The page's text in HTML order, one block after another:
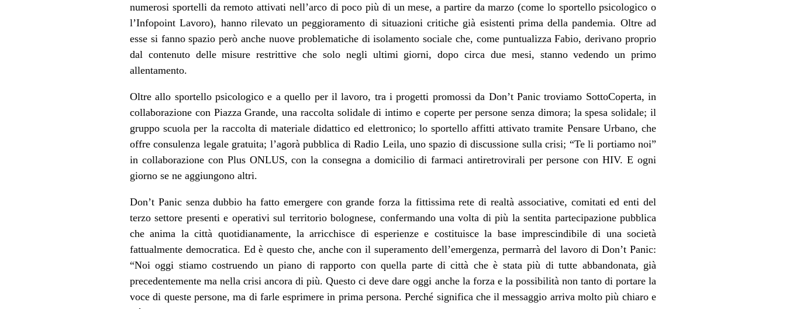
numerosi sportelli da remoto attivati nell’arco di poco più di un mese, a partire da marzo (come lo sportello psicologico o
l’Infopoint Lavoro), hanno rilevato un peggioramento di situazioni critiche già esistenti prima della pandemia. Oltre ad
esse si fanno spazio però anche nuove problematiche di isolamento sociale che, come puntualizza Fabio, derivano proprio
dal contenuto delle misure restrittive che solo negli ultimi giorni, dopo circa due mesi, stanno vedendo un primo
allentamento.
Oltre allo sportello psicologico e a quello per il lavoro, tra i progetti promossi da Don’t Panic troviamo SottoCoperta, in
collaborazione con Piazza Grande, una raccolta solidale di intimo e coperte per persone senza dimora; la spesa solidale; il
gruppo scuola per la raccolta di materiale didattico ed elettronico; lo sportello affitti attivato tramite Pensare Urbano, che
offre consulenza legale gratuita; l’agorà pubblica di Radio Leila, uno spazio di discussione sulla crisi; “Te li portiamo noi”
in collaborazione con Plus ONLUS, con la consegna a domicilio di farmaci antiretrovirali per persone con HIV. E ogni
giorno se ne aggiungono altri.
Don’t Panic senza dubbio ha fatto emergere con grande forza la fittissima rete di realtà associative, comitati ed enti del
terzo settore presenti e operativi sul territorio bolognese, confermando una volta di più la sentita partecipazione pubblica
che anima la città quotidianamente, la arricchisce di esperienze e costituisce la base imprescindibile di una società
fattualmente democratica. Ed è questo che, anche con il superamento dell’emergenza, permarrà del lavoro di Don’t Panic:
“Noi oggi stiamo costruendo un piano di rapporto con quella parte di città che è stata più di tutte abbandonata, già
precedentemente ma nella crisi ancora di più. Questo ci deve dare oggi anche la forza e la possibilità non tanto di portare la
voce di queste persone, ma di farle esprimere in prima persona. Perché significa che il messaggio arriva molto più chiaro e